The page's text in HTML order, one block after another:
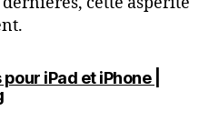
iPad et iPhone |
dit :